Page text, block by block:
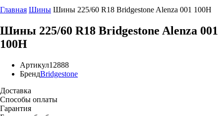
Главная Шины Шины 225/60 R18 Bridgestone Alenza 001 100H
Шины 225/60 R18 Bridgestone Alenza 001
100H
Артикул12888
БрендBridgestone
Доставка
Способы оплаты
Гарантия